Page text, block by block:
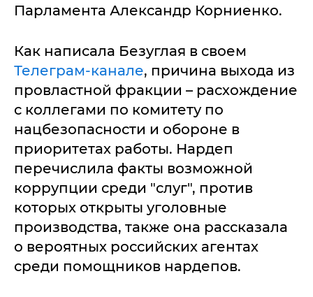
Парламента Александр Корниенко.
Как написала Безуглая в своем
Телеграм-канале, причина выхода из
провластной фракции – расхождение
с коллегами по комитету по
нацбезопасности и обороне в
приоритетах работы. Нардеп
перечислила факты возможной
коррупции среди "слуг", против
которых открыты уголовные
производства, также она рассказала
о вероятных российских агентах
среди помощников нардепов.